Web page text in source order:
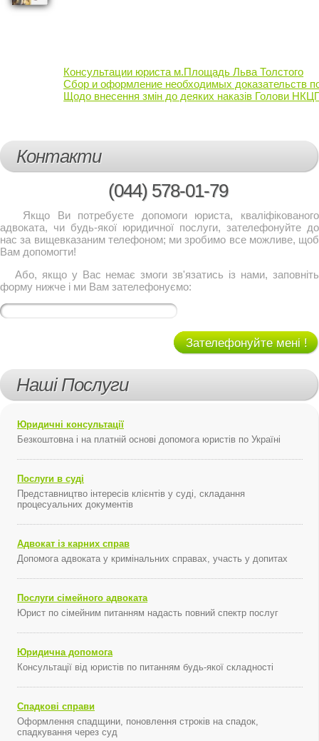
Консультации юриста м.Площадь Льва Толстого
Сбор и оформление необходимых доказательств
Щодо внесення змін до деяких наказів Голови
Контакти
(044) 578-01-79
Якщо Ви потребуєте допомоги юриста, кваліфікованого
адвоката, чи будь-якої юридичної послуги, зателефонуйте до
нас за вищевказаним телефоном; ми зробимо все можливе, щоб
Вам допомогти!
Або, якщо у Вас немає змоги зв'язатись із нами, заповніть
форму нижче і ми Вам зателефонуємо:
Зателефонуйте мені !
Наші Послуги
Юридичні консультації
Безкоштовна і на платній основі допомога юристів по Україні
Послуги в суді
Представництво інтересів клієнтів у суді, складання
процесуальних документів
Адвокат із карних справ
Допомога адвоката у кримінальних справах, участь у допитах
Послуги сімейного адвоката
Юрист по сімейним питанням надасть повний спектр послуг
Юридична допомога
Консультації від юристів по питанням будь-якої складності
Спадкові справи
Оформлення спадщини, поновлення строків на спадок,
спадкування через суд